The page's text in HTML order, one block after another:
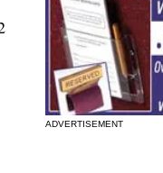
ADVERTISEMENT